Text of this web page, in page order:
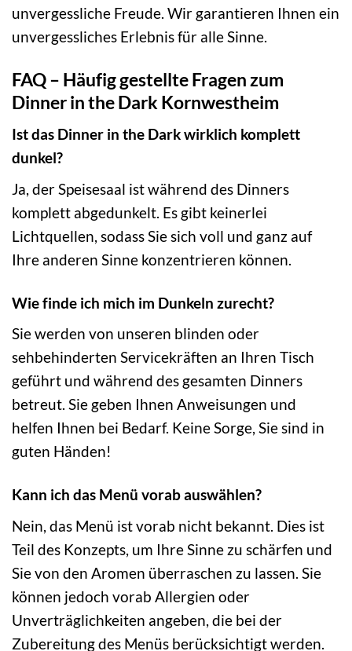
unvergessliche Freude. Wir garantieren Ihnen ein
unvergessliches Erlebnis für alle Sinne.
FAQ – Häufig gestellte Fragen zum
Dinner in the Dark Kornwestheim
Ist das Dinner in the Dark wirklich komplett
dunkel?
Ja, der Speisesaal ist während des Dinners
komplett abgedunkelt. Es gibt keinerlei
Lichtquellen, sodass Sie sich voll und ganz auf
Ihre anderen Sinne konzentrieren können.
Wie finde ich mich im Dunkeln zurecht?
Sie werden von unseren blinden oder
sehbehinderten Servicekräften an Ihren Tisch
geführt und während des gesamten Dinners
betreut. Sie geben Ihnen Anweisungen und
helfen Ihnen bei Bedarf. Keine Sorge, Sie sind in
guten Händen!
Kann ich das Menü vorab auswählen?
Nein, das Menü ist vorab nicht bekannt. Dies ist
Teil des Konzepts, um Ihre Sinne zu schärfen und
Sie von den Aromen überraschen zu lassen. Sie
können jedoch vorab Allergien oder
Unverträglichkeiten angeben, die bei der
Zubereitung des Menüs berücksichtigt werden.